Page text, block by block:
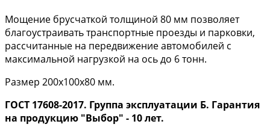
Мощение брусчаткой толщиной 80 мм позволяет
благоустраивать транспортные проезды и парковки,
рассчитанные на передвижение автомобилей с
максимальной нагрузкой на ось до 6 тонн.
Размер 200х100х80 мм.
ГОСТ 17608-2017. Группа эксплуатации Б. Гарантия
на продукцию "Выбор" - 10 лет.